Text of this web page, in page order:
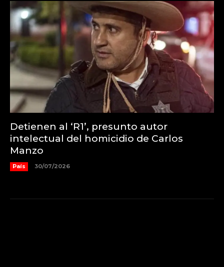
Detienen al ‘R1’, presunto autor
intelectual del homicidio de Carlos
Manzo
País 30/07/2026